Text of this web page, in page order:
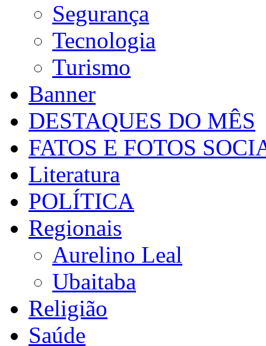
Segurança
Tecnologia
Turismo
Banner
DESTAQUES DO MÊS
FATOS E FOTOS
Literatura
POLÍTICA
Regionais
Aurelino Leal
Ubaitaba
Religião
Saúde